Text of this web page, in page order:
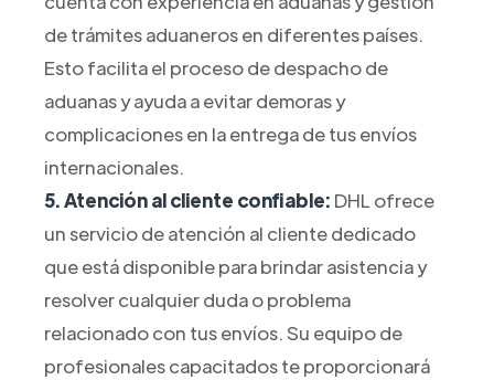
de trámites aduaneros en diferentes países.
Esto facilita el proceso de despacho de
aduanas y ayuda a evitar demoras y
complicaciones en la entrega de tus envíos
internacionales.
5. Atención al cliente confiable: DHL ofrece
un servicio de atención al cliente dedicado
que está disponible para brindar asistencia y
resolver cualquier duda o problema
relacionado con tus envíos. Su equipo de
profesionales capacitados te proporcionará